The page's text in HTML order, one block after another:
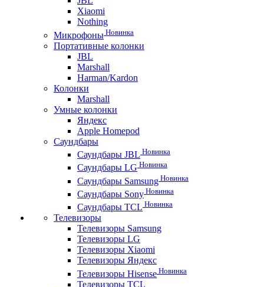
Xiaomi
Nothing
Микрофоны Новинка
Портативные колонки
JBL
Marshall
Harman/Kardon
Колонки
Marshall
Умные колонки
Яндекс
Apple Homepod
Саундбары
Саундбары JBL Новинка
Саундбары LG Новинка
Саундбары Samsung Новинка
Саундбары Sony Новинка
Саундбары TCL Новинка
Телевизоры
Телевизоры Samsung
Телевизоры LG
Телевизоры Xiaomi
Телевизоры Яндекс
Телевизоры Hisense Новинка
Телевизоры TCL